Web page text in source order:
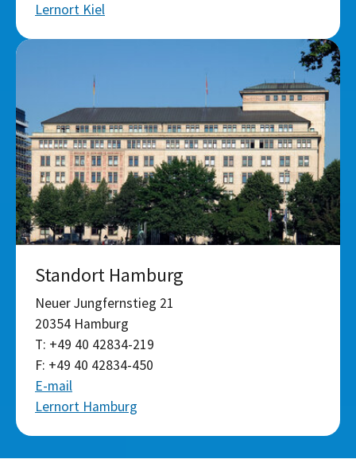
Lernort Kiel
Standort Hamburg
Neuer Jungfernstieg 21
20354 Hamburg
T: +49 40 42834-219
F: +49 40 42834-450
E-mail
Lernort Hamburg